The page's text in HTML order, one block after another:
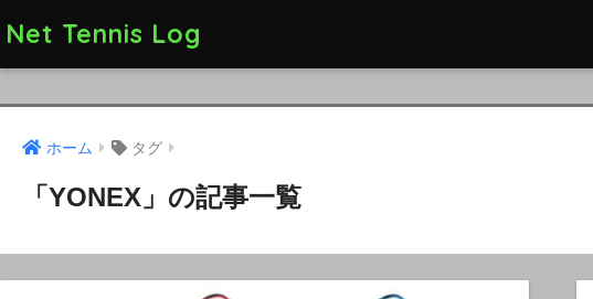
Net Tennis Log
ホーム タグ
「YONEX」の記事一覧